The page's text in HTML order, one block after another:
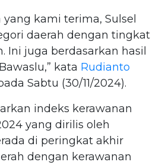
yang kami terima, Sulsel
daerah dengan tingkat
Ini juga berdasarkan hasil
kata Rudianto
Sabtu (30/11/2024).
indeks kerawanan
yang dirilis oleh
di peringkat akhir
dengan kerawanan